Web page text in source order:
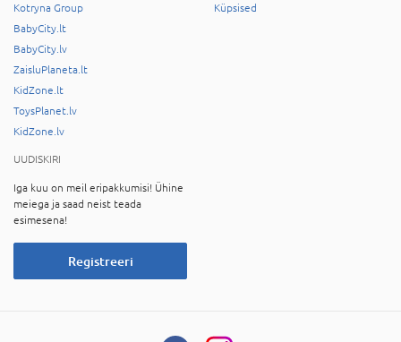
Kotryna Group
BabyCity.lt
BabyCity.lv
ZaisluPlaneta.lt
KidZone.lt
ToysPlanet.lv
KidZone.lv
Küpsised
UUDISKIRI
Iga kuu on meil eripakkumisi! Ühine
meiega ja saad neist teada
esimesena!
Registreeri